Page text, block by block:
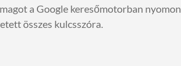
a Google keresőmotorban nyomon
összes kulcsszóra.